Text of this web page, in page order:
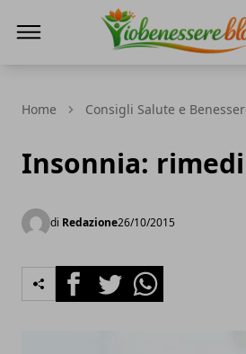
Home Consigli Salute e
Insonnia:
di Redazione26/10/2015
FacebookTwitterWhatsapp